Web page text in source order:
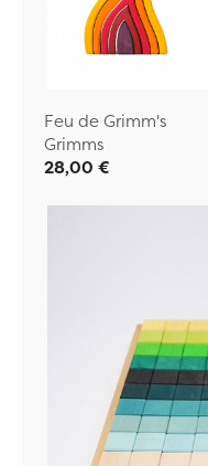
Feu de Grimm's
Grimms
28,00 €